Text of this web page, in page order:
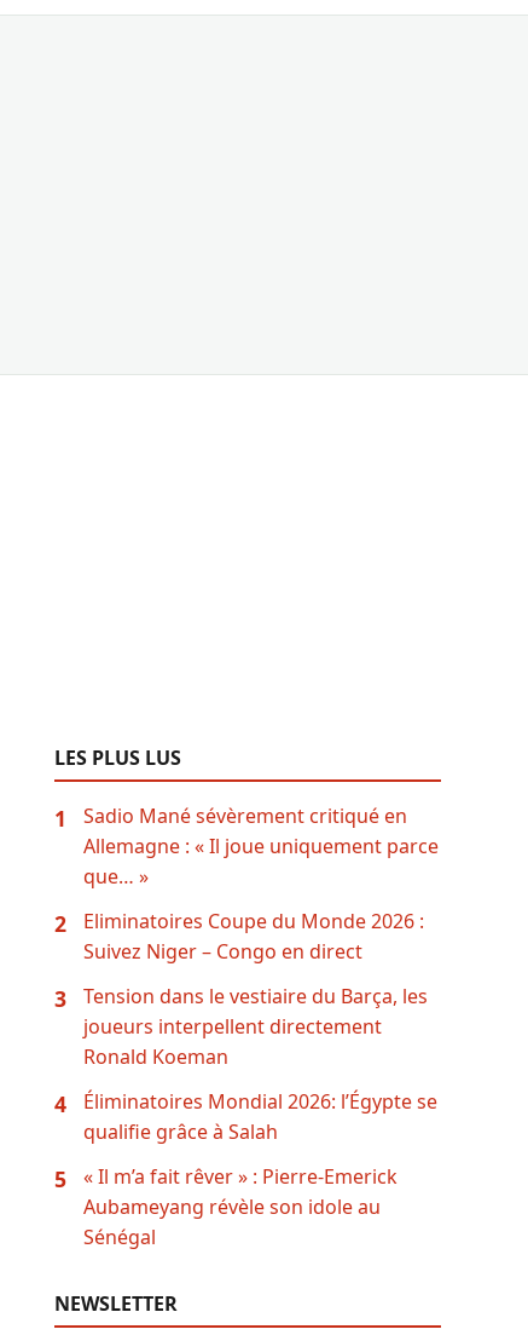
LES PLUS LUS
1
Sadio Mané sévèrement critiqué en
Allemagne : « Il joue uniquement parce
que… »
2
Eliminatoires Coupe du Monde 2026 :
Suivez Niger – Congo en direct
3
Tension dans le vestiaire du Barça, les
joueurs interpellent directement
Ronald Koeman
4
Éliminatoires Mondial 2026: l’Égypte se
qualifie grâce à Salah
5
« Il m’a fait rêver » : Pierre-Emerick
Aubameyang révèle son idole au
Sénégal
NEWSLETTER